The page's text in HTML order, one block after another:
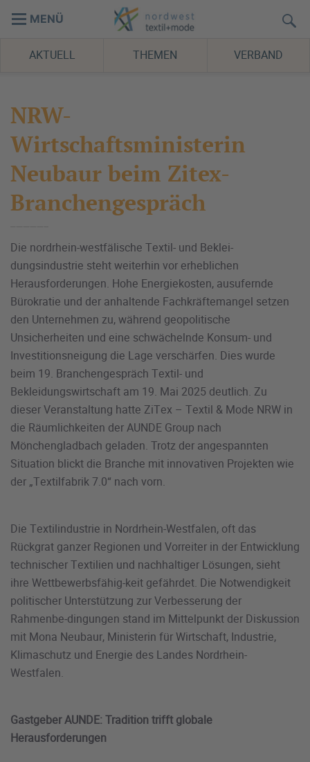
MENÜ
AKTUELL THEMEN VERBAND
NRW-
Wirtschaftsministerin
Neubaur beim Zitex-
Branchengespräch
Die nordrhein-westfälische Textil- und Beklei-
dungsindustrie steht weiterhin vor erheblichen
Herausforderungen. Hohe Energiekosten, ausufernde
Bürokratie und der anhaltende Fachkräftemangel setzen
den Unternehmen zu, während geopolitische
Unsicherheiten und eine schwächelnde Konsum- und
Investitionsneigung die Lage verschärfen. Dies wurde
beim 19. Branchengespräch Textil- und
Bekleidungswirtschaft am 19. Mai 2025 deutlich. Zu
dieser Veranstaltung hatte ZiTex – Textil & Mode NRW in
die Räumlichkeiten der AUNDE Group nach
Mönchengladbach geladen. Trotz der angespannten
Situation blickt die Branche mit innovativen Projekten wie
der „Textilfabrik 7.0“ nach vorn.
Die Textilindustrie in Nordrhein-Westfalen, oft das
Rückgrat ganzer Regionen und Vorreiter in der Entwicklung
technischer Textilien und nachhaltiger Lösungen, sieht
ihre Wettbewerbsfähig-keit gefährdet. Die Notwendigkeit
politischer Unterstützung zur Verbesserung der
Rahmenbe-dingungen stand im Mittelpunkt der Diskussion
mit Mona Neubaur, Ministerin für Wirtschaft, Industrie,
Klimaschutz und Energie des Landes Nordrhein-
Westfalen.
Gastgeber AUNDE: Tradition trifft globale
Herausforderungen